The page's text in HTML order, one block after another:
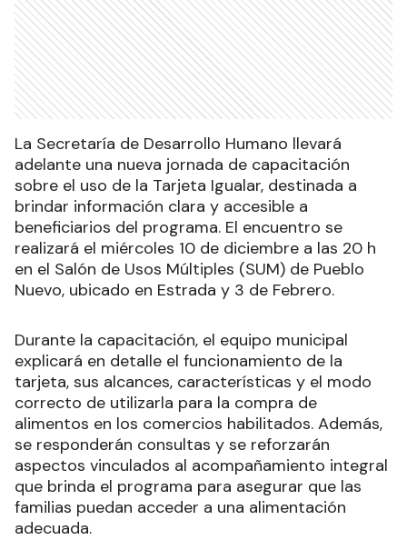
La Secretaría de Desarrollo Humano llevará
adelante una nueva jornada de capacitación
sobre el uso de la Tarjeta Igualar, destinada a
brindar información clara y accesible a
beneficiarios del programa. El encuentro se
realizará el miércoles 10 de diciembre a las 20 h
en el Salón de Usos Múltiples (SUM) de Pueblo
Nuevo, ubicado en Estrada y 3 de Febrero.
Durante la capacitación, el equipo municipal
explicará en detalle el funcionamiento de la
tarjeta, sus alcances, características y el modo
correcto de utilizarla para la compra de
alimentos en los comercios habilitados. Además,
se responderán consultas y se reforzarán
aspectos vinculados al acompañamiento integral
que brinda el programa para asegurar que las
familias puedan acceder a una alimentación
adecuada.